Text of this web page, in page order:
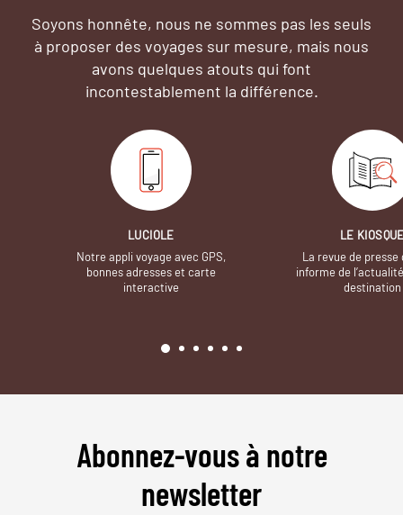
Soyons honnête, nous ne sommes pas les seuls
à proposer des voyages sur mesure, mais nous
avons quelques atouts qui font
incontestablement la différence.
LUCIOLE
Notre appli voyage avec GPS,
bonnes adresses et carte
interactive
LE
La revue de presse
informe de
destination
Abonnez-vous à notre
newsletter